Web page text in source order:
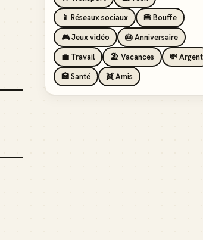
📱 Réseaux sociaux
🍔 Bouffe
🎮 Jeux vidéo
🎂 Anniversaire
💼 Travail
🏖️ Vacances
💸 Argent
🏥 Santé
👯 Amis